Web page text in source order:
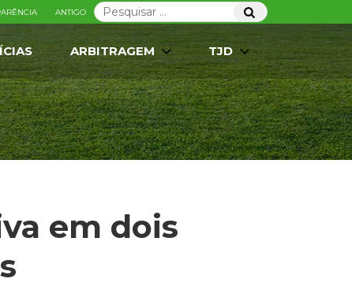
Pesquisar
por:
Pesquisar
ANTIGO
ARBITRAGEM TJD
em dois